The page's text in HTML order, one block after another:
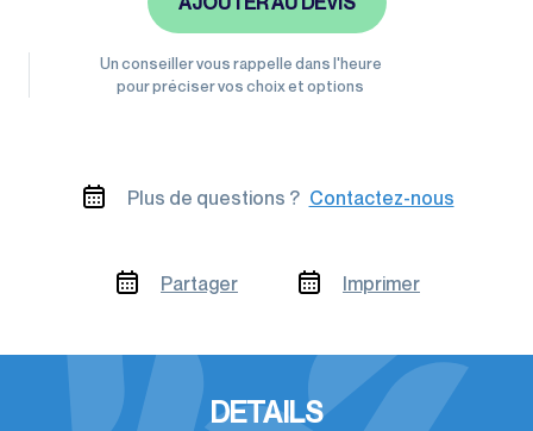
Un conseiller vous rappelle dans l'heure
pour préciser vos choix et options
Plus de questions ? Contactez-nous
Partager Imprimer
DETAILS